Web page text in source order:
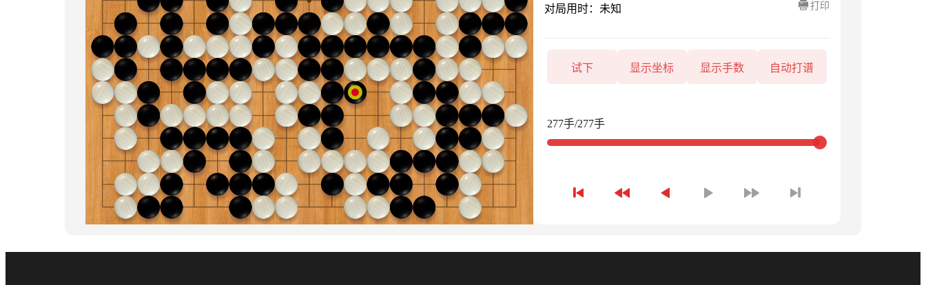
对局用时：未知 打印
试下 显示坐标 显示手数 自动打谱
277手/277手